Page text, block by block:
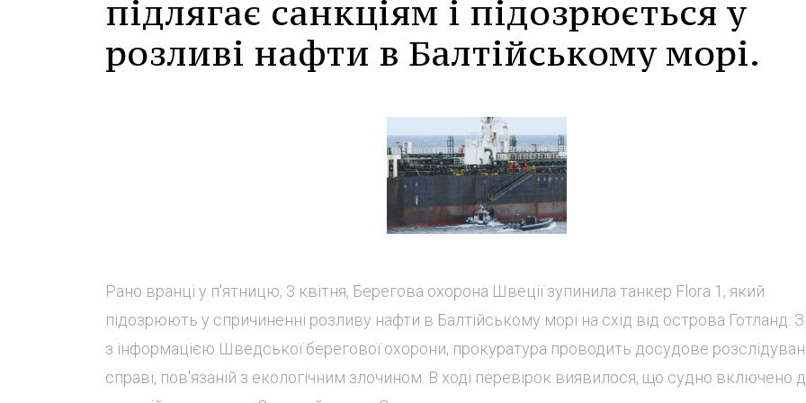
підлягає санкціям і підозрюється у
розливі нафти в Балтійському морі.
Рано вранці у п'ятницю, 3 квітня, Берегова охорона Швеції зупинила танкер Flora 1, який
підозрюють у спричиненні розливу нафти в Балтійському морі на схід від острова Готланд.
з інформацією Шведської берегової охорони, прокуратура проводить досудове
справі, пов'язаній з екологічним злочином. В ході перевірок виявилося, що судно включено